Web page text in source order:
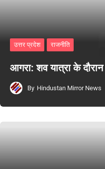
उत्तर प्रदेश राजनीति
आगरा: शव यात्रा के
By Hindustan Mirror News